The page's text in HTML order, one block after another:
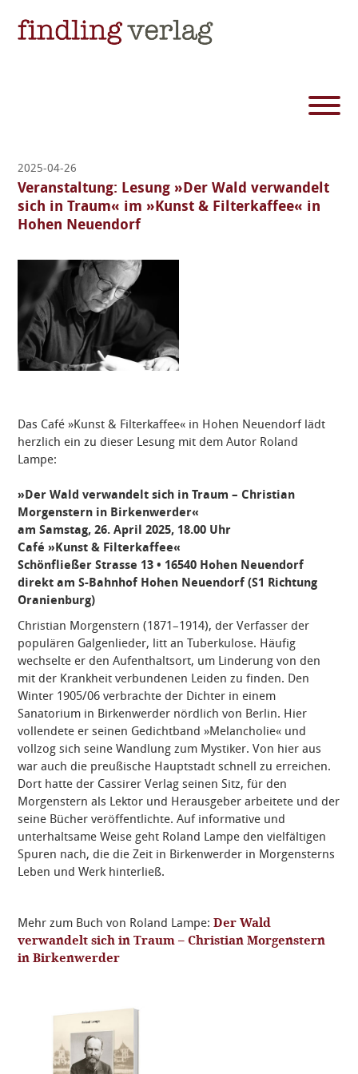
2025-04-26
Veranstaltung: Lesung »Der Wald verwandelt
sich in Traum« im »Kunst & Filterkaffee« in
Hohen Neuendorf
Das Café »Kunst & Filterkaffee« in Hohen Neuendorf lädt
herzlich ein zu dieser Lesung mit dem Autor Roland
Lampe:
»Der Wald verwandelt sich in Traum – Christian
Morgenstern in Birkenwerder«
am Samstag, 26. April 2025, 18.00 Uhr
Café »Kunst & Filterkaffee«
Schönfließer Strasse 13 • 16540 Hohen Neuendorf
direkt am S-Bahnhof Hohen Neuendorf (S1 Richtung
Oranienburg)
Christian Morgenstern (1871–1914), der Verfasser der
populären Galgenlieder, litt an Tuberkulose. Häufig
wechselte er den Aufenthaltsort, um Linderung von den
mit der Krankheit verbundenen Leiden zu finden. Den
Winter 1905/06 verbrachte der Dichter in einem
Sanatorium in Birkenwerder nördlich von Berlin. Hier
vollendete er seinen Gedichtband »Melancholie« und
vollzog sich seine Wandlung zum Mystiker. Von hier aus
war auch die preußische Hauptstadt schnell zu erreichen.
Dort hatte der Cassirer Verlag seinen Sitz, für den
Morgenstern als Lektor und Herausgeber arbeitete und der
seine Bücher veröffentlichte. Auf informative und
unterhaltsame Weise geht Roland Lampe den vielfältigen
Spuren nach, die die Zeit in Birkenwerder in Morgensterns
Leben und Werk hinterließ.
Mehr zum Buch von Roland Lampe:Der Wald
verwandelt sich in Traum – Christian Morgenstern
in Birkenwerder